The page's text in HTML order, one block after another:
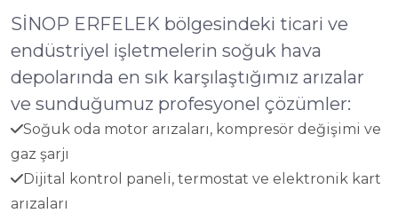
SİNOP ERFELEK bölgesindeki ticari ve
endüstriyel işletmelerin soğuk hava
depolarında en sık karşılaştığımız arızalar
ve sunduğumuz profesyonel çözümler:
Soğuk oda motor arızaları, kompresör değişimi ve
gaz şarjı
Dijital kontrol paneli, termostat ve elektronik kart
arızaları